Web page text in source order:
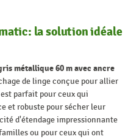
la solution idéale
métallique 60 m avec ancre
de linge conçue pour allier
parfait pour ceux qui
et robuste pour sécher leur
d'étendage impressionnante
ou pour ceux qui ont